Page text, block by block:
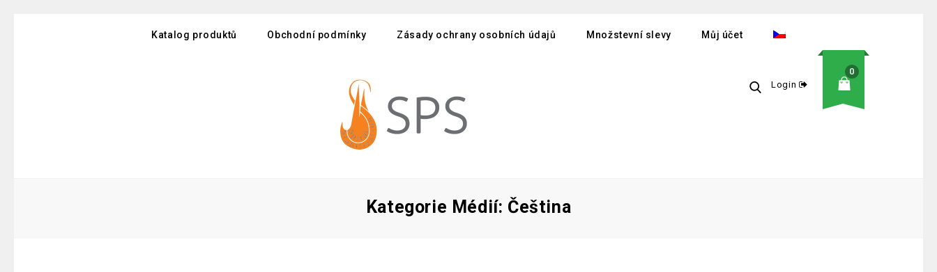
Katalog produktů Obchodní podmínky Zásady ochrany osobních údajů Množstevní slevy Můj účet
Login
0
Kategorie Médií: Čeština